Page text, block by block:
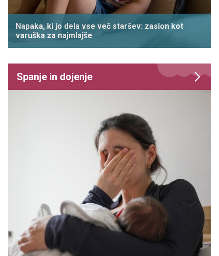
Napaka, ki jo dela vse več staršev: zaslon kot
varuška za najmlajše
Spanje in dojenje